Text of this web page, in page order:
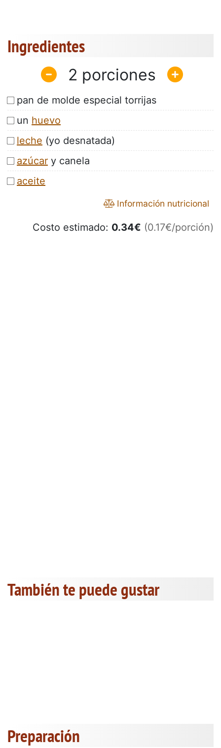
Ingredientes
2
pan de molde especial torrijas
un huevo
leche (yo desnatada)
azúcar y canela
aceite
Información nutricional
Costo estimado: 0.34€ (0.17€/porción)
También te puede gustar
Preparación